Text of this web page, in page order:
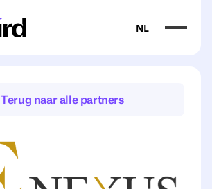
NL
Terug naar alle partners